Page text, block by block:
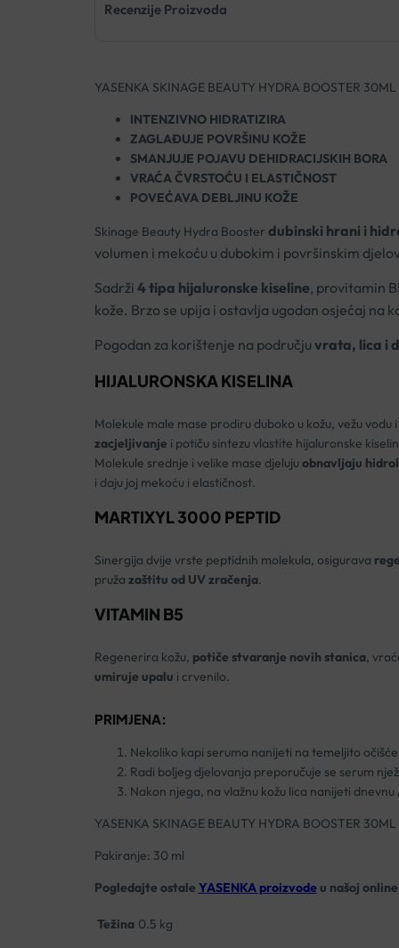
Recenzije Proizvoda
YASENKA SKINAGE BEAUTY HYDRA BOOSTER 30ML
INTENZIVNO HIDRATIZIRA
ZAGLAĐUJE POVRŠINU KOŽE
SMANJUJE POJAVU DEHIDRACIJSKIH BORA
VRAĆA ČVRSTOĆU I ELASTIČNOST
POVEĆAVA DEBLJINU KOŽE
Skinage Beauty Hydra Booster dubinski hrani i
volumen i mekoću u dubokim i površinskim
Sadrži 4 tipa hijaluronske kiseline, provitamin
kože. Brzo se upija i ostavlja ugodan osjećaj na
Pogodan za korištenje na području vrata, lica i
HIJALURONSKA KISELINA
Molekule male mase prodiru duboko u kožu, vežu
zacjeljivanje i potiču sintezu vlastite hijaluronske
Molekule srednje i velike mase djeluju obnavljaju
i daju joj mekoću i elastičnost.
MARTIXYL 3000 PEPTID
Sinergija dvije vrste peptidnih molekula, osigurava
pruža zaštitu od UV zračenja.
VITAMIN B5
Regenerira kožu, potiče stvaranje novih stanica,
umiruje upalu i crvenilo.
PRIMJENA:
Nekoliko kapi seruma nanijeti na temeljito
Radi boljeg djelovanja preporučuje se serum
Nakon njega, na vlažnu kožu lica nanijeti
YASENKA SKINAGE BEAUTY HYDRA BOOSTER 30ML
Pakiranje: 30 ml
Pogledajte ostale YASENKA proizvodeu našoj
Težina 0.5 kg